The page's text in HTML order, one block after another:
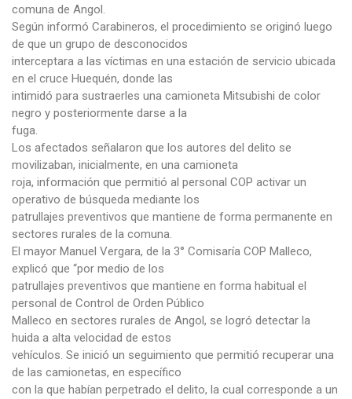
comuna de Angol.
Según informó Carabineros, el procedimiento se originó luego
de que un grupo de desconocidos
interceptara a las víctimas en una estación de servicio ubicada
en el cruce Huequén, donde las
intimidó para sustraerles una camioneta Mitsubishi de color
negro y posteriormente darse a la
fuga.
Los afectados señalaron que los autores del delito se
movilizaban, inicialmente, en una camioneta
roja, información que permitió al personal COP activar un
operativo de búsqueda mediante los
patrullajes preventivos que mantiene de forma permanente en
sectores rurales de la comuna.
El mayor Manuel Vergara, de la 3° Comisaría COP Malleco,
explicó que “por medio de los
patrullajes preventivos que mantiene en forma habitual el
personal de Control de Orden Público
Malleco en sectores rurales de Angol, se logró detectar la
huida a alta velocidad de estos
vehículos. Se inició un seguimiento que permitió recuperar una
de las camionetas, en específico
con la que habían perpetrado el delito, la cual corresponde a un